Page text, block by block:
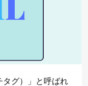
タグ）」と呼ばれ